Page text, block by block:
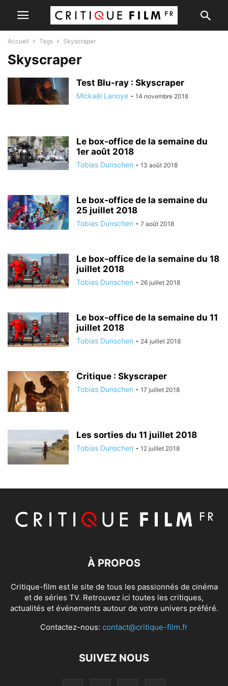
Accueil Tags Skyscraper
Skyscraper
Test Blu-ray : Skyscraper
Mickaël Lanoye - 14 novembre 2018
Le box-office de la semaine du
1er août 2018
Tobias Dunschen - 13 août 2018
Le box-office de la semaine du
25 juillet 2018
Tobias Dunschen - 7 août 2018
Le box-office de la semaine du 18
juillet 2018
Tobias Dunschen - 26 juillet 2018
Le box-office de la semaine du 11
juillet 2018
Tobias Dunschen - 24 juillet 2018
Critique : Skyscraper
Tobias Dunschen - 17 juillet 2018
Les sorties du 11 juillet 2018
Tobias Dunschen - 12 juillet 2018
À PROPOS
Critique-film est le site de tous les passionnés de cinéma
et de séries TV. Retrouvez ici toutes les critiques,
actualités et événements autour de votre univers préféré.
Contactez-nous: contact@critique-film.fr
SUIVEZ NOUS